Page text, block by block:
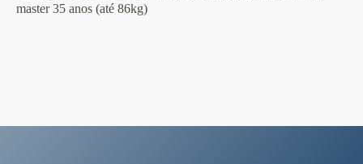
master 35 anos (até 86kg)